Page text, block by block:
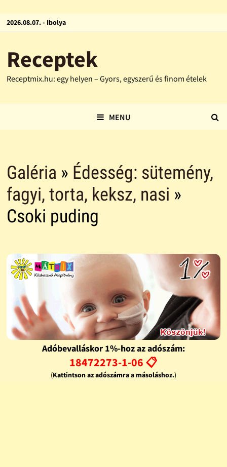
2026.08.07. - Ibolya
Receptek
Receptmix.hu: egy helyen – Gyors, egyszerű és finom ételek
MENU
Galéria » Édesség: sütemény,
fagyi, torta, keksz, nasi »
Csoki puding
Adóbevalláskor 1%-hoz az adószám:
18472273-1-06 📋
(Kattintson az adószámra a másoláshoz.)